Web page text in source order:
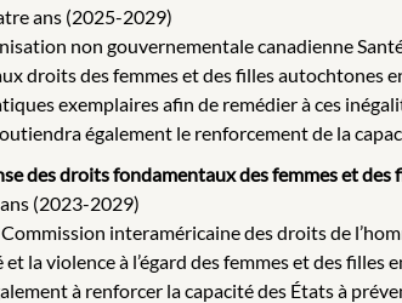
ans (2025-2029)
non gouvernementale canadienne
droits des femmes et des filles autochtones
exemplaires afin de remédier à ces
également le renforcement de la
des droits fondamentaux des femmes et des
(2023-2029)
interaméricaine des droits de
la violence à l’égard des femmes et des
à renforcer la capacité des États à